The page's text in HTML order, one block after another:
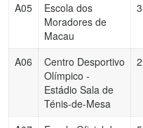
A05
Escola dos
Moradores de
Macau
3
A06
Centro Desportivo
Olímpico -
Estádio Sala de
Ténis-de-Mesa
2